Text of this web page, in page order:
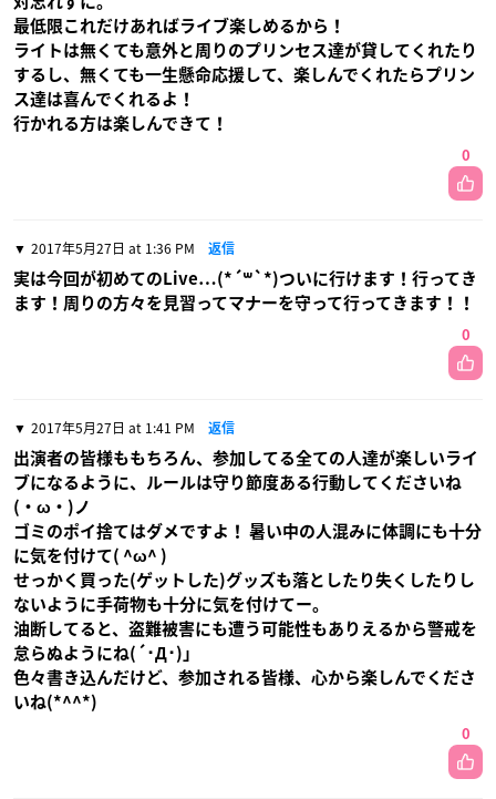
最低限これだけあればライブ楽しめるから！
ライトは無くても意外と周りのプリンセス達が貸してくれたり
するし、無くても一生懸命応援して、楽しんでくれたらプリン
ス達は喜んでくれるよ！
行かれる方は楽しんできて！
0
2017年5月27日 at 1:36 PM 返信
実は今回が初めてのLive…(*´꒳`*)ついに行けます！行ってき
ます！周りの方々を見習ってマナーを守って行ってきます！！
0
2017年5月27日 at 1:41 PM 返信
出演者の皆様ももちろん、参加してる全ての人達が楽しいライ
ブになるように、ルールは守り節度ある行動してくださいね
(・ω・)ノ
ゴミのポイ捨てはダメですよ！ 暑い中の人混みに体調にも十分
に気を付けて( ^ω^ )
せっかく買った(ゲットした)グッズも落としたり失くしたりし
ないように手荷物も十分に気を付けてー。
油断してると、盗難被害にも遭う可能性もありえるから警戒を
怠らぬようにね(´･Д･)」
色々書き込んだけど、参加される皆様、心から楽しんでくださ
いね(*^^*)
0